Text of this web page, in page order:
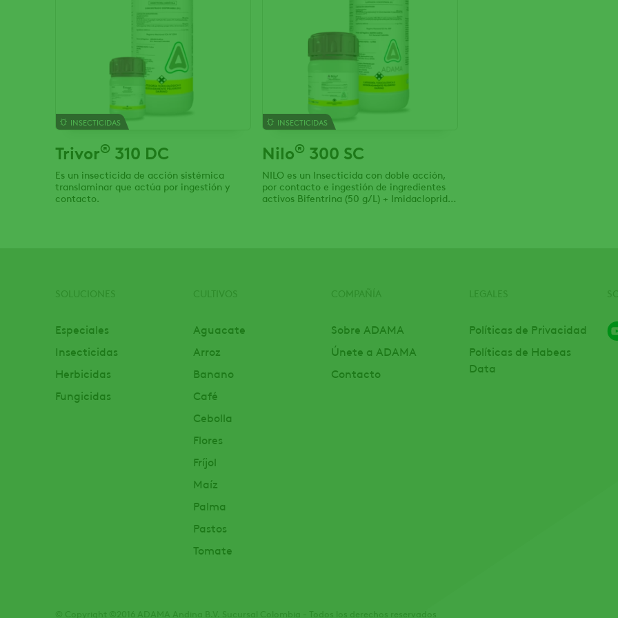
INSECTICIDAS
Trivor® 310 DC
Es un insecticida de acción sistémica
translaminar que actúa por ingestión y
contacto.
INSECTICIDAS
Nilo® 300 SC
NILO es un Insecticida con doble acción,
por contacto e ingestión de ingredientes
activos Bifentrina (50 g/L) + Imidacloprid
Especiales
Insecticidas
Herbicidas
Fungicidas
Aguacate
Arroz
Banano
Café
Cebolla
Flores
Fríjol
Maíz
Palma
Pastos
Tomate
Sobre ADAMA
Únete a ADAMA
Contacto
Políticas de Privacidad
Políticas de Habeas
Data
© Copyright ©2016 ADAMA Andina B.V. Sucursal Colombia - Todos los derechos reservados